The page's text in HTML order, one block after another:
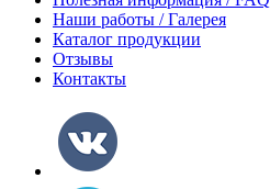
Наши работы / Галерея
Каталог продукции
Отзывы
Контакты